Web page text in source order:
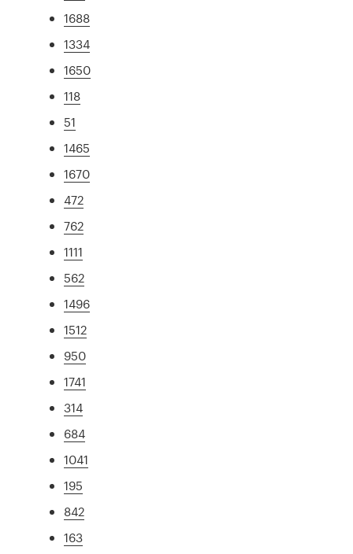
1688
1334
1650
118
51
1465
1670
472
762
1111
562
1496
1512
950
1741
314
684
1041
195
842
163